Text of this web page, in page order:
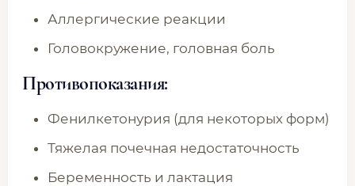
Аллергические реакции
Головокружение, головная боль
Противопоказания:
Фенилкетонурия (для некоторых форм)
Тяжелая почечная недостаточность
Беременность и лактация